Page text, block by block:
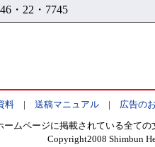
・22・7745
料| 送稿マニュアル| 広告の
ームページに掲載されている全て
Copyright2008 Shimbun